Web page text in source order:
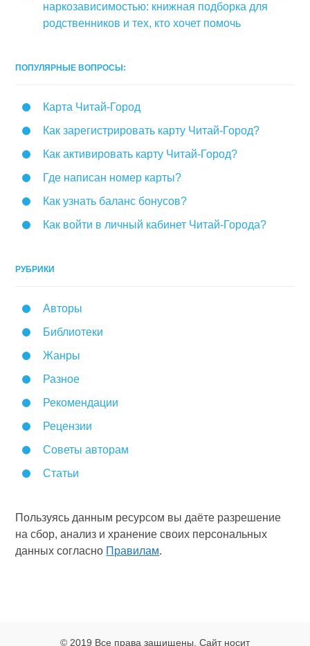
наркозависимостью: книжная подборка для
родственников и тех, кто хочет помочь
ПОПУЛЯРНЫЕ ВОПРОСЫ:
Карта Читай-Город
Как зарегистрировать карту Читай-Город?
Как активировать карту Читай-Город?
Где написан номер карты?
Как узнать баланс бонусов?
Как войти в личный кабинет Читай-Города?
РУБРИКИ
Авторы
Библиотеки
Жанры
Разное
Рекомендации
Рецензии
Советы авторам
Статьи
Пользуясь данным ресурсом вы даёте разрешение
на сбор, анализ и хранение своих персональных
данных согласно Правилам.
© 2019 Все права защищены. Сайт носит